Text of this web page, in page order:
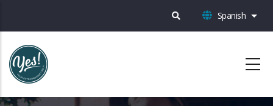
al
contenido
principal
Spanish